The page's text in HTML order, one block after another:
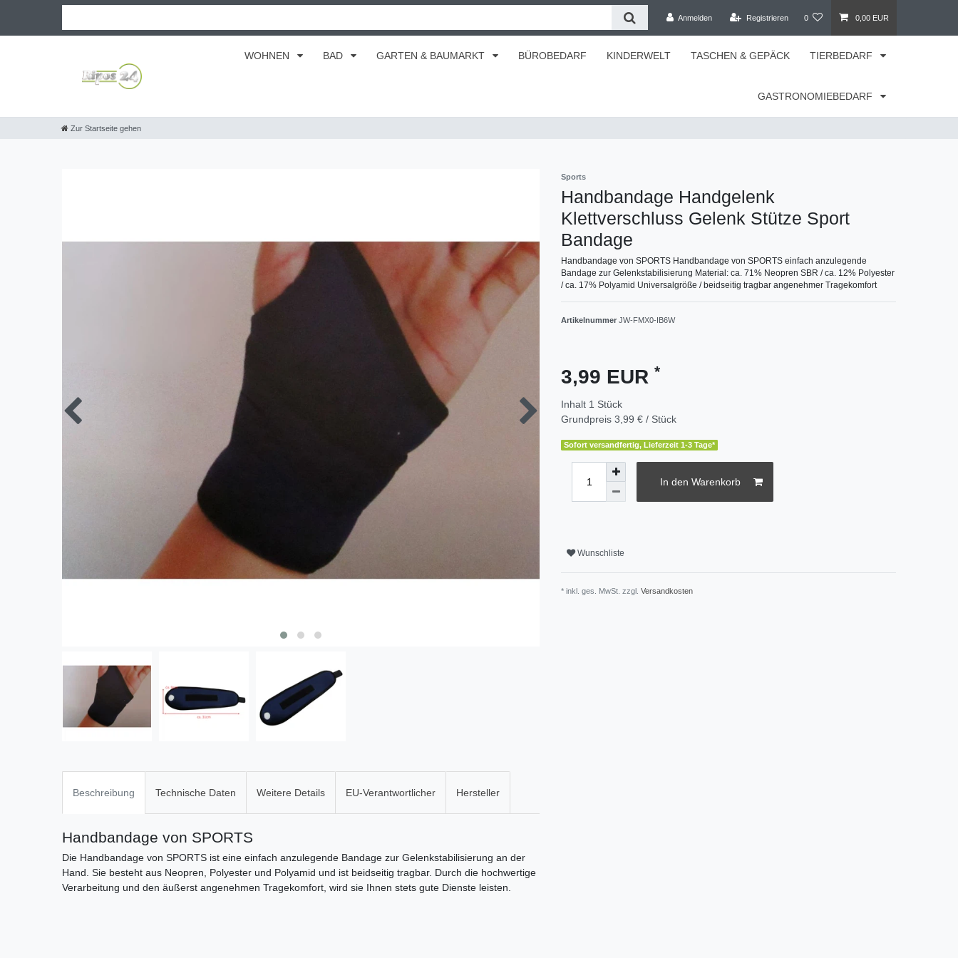
Anmelden Registrieren 0 0,00 EUR
WOHNEN BAD GARTEN & BAUMARKT BÜROBEDARF KINDERWELT TASCHEN & GEPÄCK TIERBEDARF
GASTRONOMIEBEDARF
Zur Startseite gehen
Sports
Handbandage Handgelenk
Klettverschluss Gelenk Stütze Sport
Bandage
Handbandage von SPORTS Handbandage von SPORTS einfach anzulegende
Bandage zur Gelenkstabilisierung Material: ca. 71% Neopren SBR / ca. 12% Polyester
/ ca. 17% Polyamid Universalgröße / beidseitig tragbar angenehmer Tragekomfort
Artikelnummer JW-FMX0-IB6W
3,99 EUR *
Inhalt 1 Stück
Grundpreis 3,99 € / Stück
Sofort versandfertig, Lieferzeit 1-3 Tage*
In den Warenkorb
Wunschliste
* inkl. ges. MwSt. zzgl. Versandkosten
Beschreibung Technische Daten Weitere Details EU-Verantwortlicher Hersteller
Handbandage von SPORTS
Die Handbandage von SPORTS ist eine einfach anzulegende Bandage zur Gelenkstabilisierung an der
Hand. Sie besteht aus Neopren, Polyester und Polyamid und ist beidseitig tragbar. Durch die hochwertige
Verarbeitung und den äußerst angenehmen Tragekomfort, wird sie Ihnen stets gute Dienste leisten.